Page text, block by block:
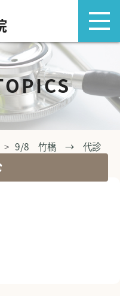
9/8 竹橋 → 代診